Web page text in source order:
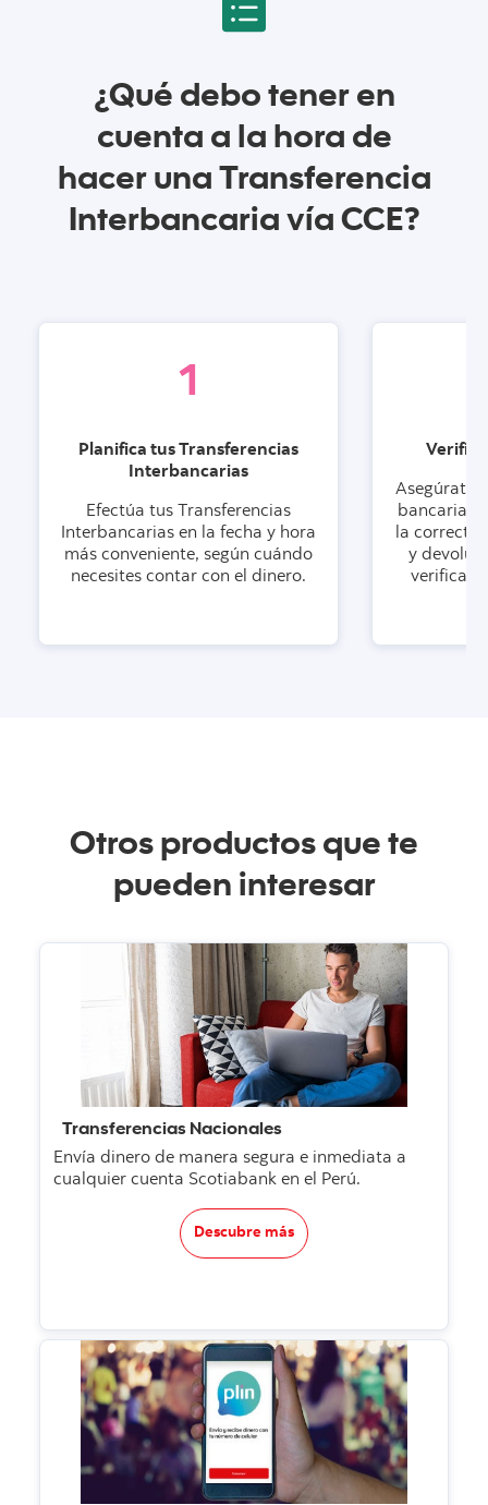
¿Qué debo tener en
cuenta a la hora de
hacer una Transferencia
Interbancaria vía CCE?
1
Planifica tus Transferencias
Interbancarias
Efectúa tus Transferencias
Interbancarias en la fecha y hora
más conveniente, según cuándo
necesites contar con el dinero.
Asegúrate
bancaria
la
y
verifica
Otros productos que te
pueden interesar
Transferencias Nacionales
Envía dinero de manera segura e inmediata a
cualquier cuenta Scotiabank en el Perú.
Descubre más